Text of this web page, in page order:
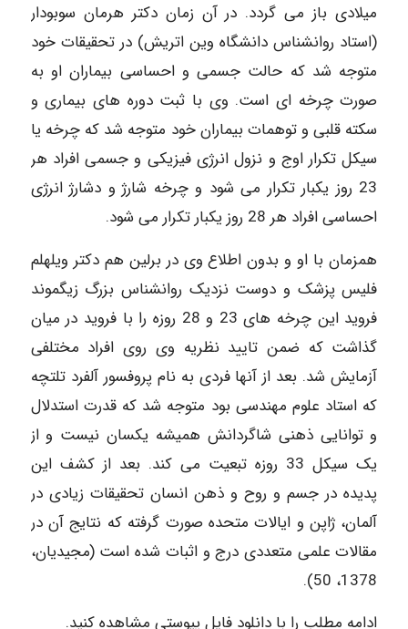
میلادی باز می گردد. در آن زمان دکتر هرمان سوبودار
(استاد روانشناس دانشگاه وین اتریش) در تحقیقات خود
متوجه شد که حالت جسمی و احساسی بیماران او به
صورت چرخه ای است. وی با ثبت دوره های بیماری و
سکته قلبی و توهمات بیماران خود متوجه شد که چرخه یا
سیکل تکرار اوج و نزول انرژی فیزیکی و جسمی افراد هر
23 روز یکبار تکرار می شود و چرخه شارژ و دشارژ انرژی
احساسی افراد هر 28 روز یکبار تکرار می شود.
همزمان با او و بدون اطلاع وی در برلین هم دکتر ویلهلم
فلیس پزشک و دوست نزدیک روانشناس بزرگ زیگموند
فروید این چرخه های 23 و 28 روزه را با فروید در میان
گذاشت که ضمن تایید نظریه وی روی افراد مختلفی
آزمایش شد. بعد از آنها فردی به نام پروفسور آلفرد تلتچه
که استاد علوم مهندسی بود متوجه شد که قدرت استدلال
و توانایی ذهنی شاگردانش همیشه یکسان نیست و از
یک سیکل 33 روزه تبعیت می کند. بعد از کشف این
پدیده در جسم و روح و ذهن انسان تحقیقات زیادی در
آلمان، ژاپن و ایالات متحده صورت گرفته که نتایج آن در
مقالات علمی متعددی درج و اثبات شده است (مجیدیان،
1378، 50).
ادامه مطلب را با دانلود فایل پیوستی مشاهده کنید.